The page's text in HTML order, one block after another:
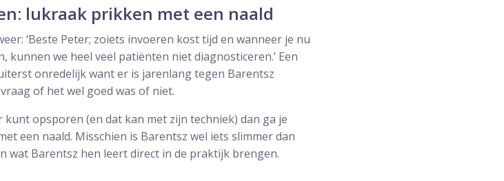
lukraak prikken met een naald
‘Beste Peter; zoiets invoeren kost tijd en wanneer je nu
we heel veel patiënten niet diagnosticeren.’ Een
onredelijk want er is jarenlang tegen Barentsz
of het wel goed was of niet.
opsporen (en dat kan met zijn techniek) dan ga je
een naald. Misschien is Barentsz wel iets slimmer dan
wat Barentsz hen leert direct in de praktijk brengen.